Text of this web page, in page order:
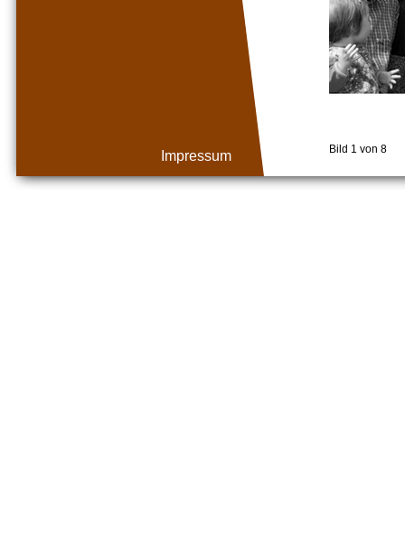
Impressum Bild 1 von 8